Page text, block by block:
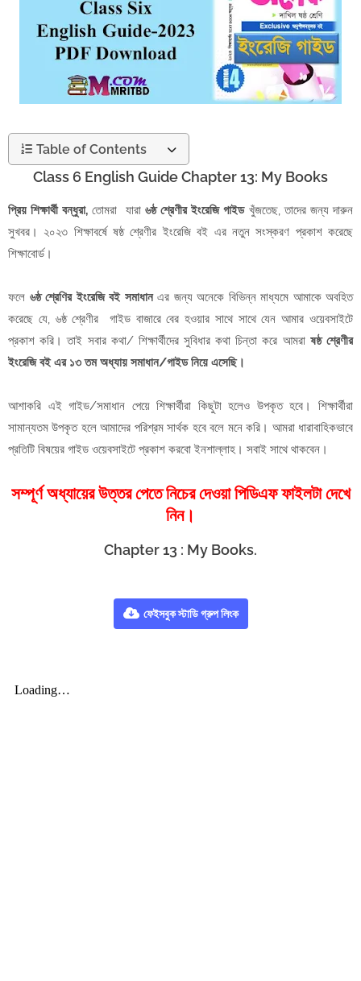
Table of Contents
Class 6 English Guide Chapter 13: My Books
প্রিয় শিক্ষার্থী বন্ধুরা, তোমরা যারা ৬ষ্ঠ শ্রেণীর ইংরেজি গাইডখুঁজতেছ, তাদের জন্য দারুন
সুখবর। ২০২৩ শিক্ষাবর্ষে ষষ্ঠ শ্রেণীর ইংরেজি বই এর নতুন সংস্করণ প্রকাশ করেছে
শিক্ষাবোর্ড।
ফলে ৬ষ্ঠ শ্রেণির ইংরেজি বই সমাধানএর জন্য অনেকে বিভিন্ন মাধ্যমে আমাকে অবহিত
করেছে যে, ৬ষ্ঠ শ্রেণীর গাইড বাজারে বের হওয়ার সাথে সাথে যেন আমার ওয়েবসাইটে
প্রকাশ করি। তাই সবার কথা/ শিক্ষার্থীদের সুবিধার কথা চিন্তা করে আমরা ষষ্ঠ শ্রেণীর
ইংরেজি বই এর ১৩ তম অধ্যায় সমাধান/গাইড নিয়ে এসেছি।
আশাকরি এই গাইড/সমাধান পেয়ে শিক্ষার্থীরা কিছুটা হলেও উপকৃত হবে। শিক্ষার্থীরা
সামান্যতম উপকৃত হলে আমাদের পরিশ্রম সার্থক হবে বলে মনে করি। আমরা ধারাবাহিকভাবে
প্রতিটি বিষয়ের গাইড ওয়েবসাইটে প্রকাশ করবো ইনশাল্লাহ। সবাই সাথে থাকবেন।
সম্পূর্ণ অধ্যায়ের উত্তর পেতে নিচের দেওয়া পিডিএফ ফাইলটা দেখে
নিন।
Chapter 13 : My Books.
ফেইসবুক স্টাডি গ্রুপ লিংক